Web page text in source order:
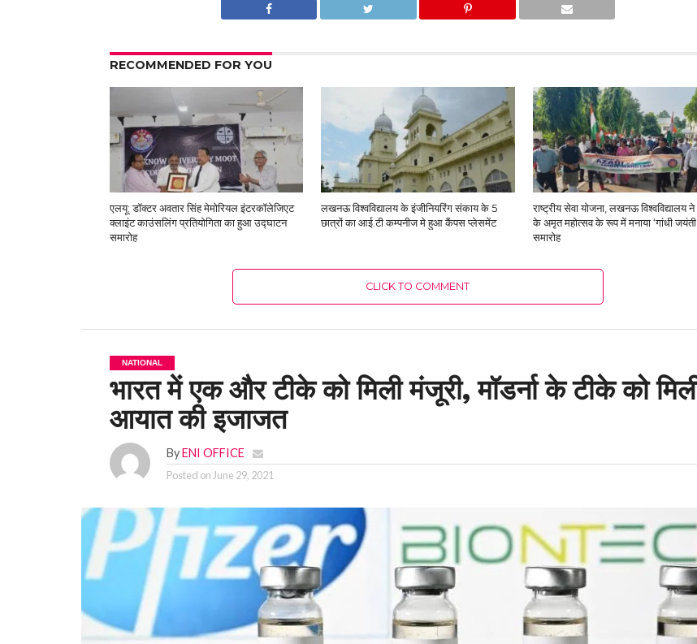
RECOMMENDED FOR YOU
एलयू: डॉक्टर अवतार सिंह मेमोरियल इंटरकॉलेजिएट
क्लाइंट काउंसलिंग प्रतियोगिता का हुआ उद्घाटन
समारोह
लखनऊ विश्वविद्यालय के इंजीनियरिंग संकाय के 5
छात्रों का आई.टी कम्पनीज मे हुआ कैंपस प्लेसमेंट
राष्ट्रीय सेवा योजना, लखनऊ विश्वविद्यालय
के अमृत महोत्सव के रूप में मनाया ‘गांधी
समारोह
CLICK TO COMMENT
NATIONAL
भारत में एक और टीके को मिली मंजूरी, मॉडर्ना के टीके को
आयात की इजाजत
ByENI OFFICE
Posted on June 29, 2021